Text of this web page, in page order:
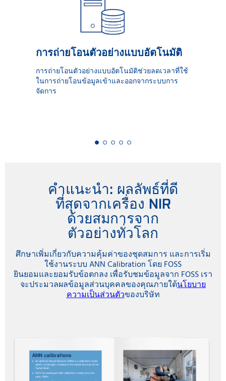
การถ่ายโอนตัวอย่างแบบอัตโนมัติ
การถ่ายโอนตัวอย่างแบบอัตโนมัติช่วยลดเวลาที่ใช้
ในการถ่ายโอนข้อมูลเข้าและออกจากระบบการ
จัดการ
คำแนะนำ: ผลลัพธ์ที่ดี
ที่สุดจากเครื่อง NIR
ด้วยสมการจาก
ตัวอย่างทั่วโลก
ศึกษาเพิ่มเกี่ยวกับความคุ้มค่าของชุดสมการ และการเริ่ม
ใช้งานระบบ ANN Calibration โดย FOSS
ยินยอมและยอมรับข้อตกลง เพื่อรับชมข้อมูลจาก FOSS เรา
จะประมวลผลข้อมูลส่วนบุคคลของคุณภายใต้นโยบาย
ความเป็นส่วนตัวของบริษัท